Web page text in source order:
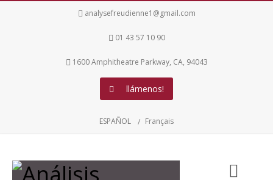
analysefreudienne1@gmail.com
01 43 57 10 90
1600 Amphitheatre Parkway, CA, 94043
llámenos!
ESPAÑOL Français